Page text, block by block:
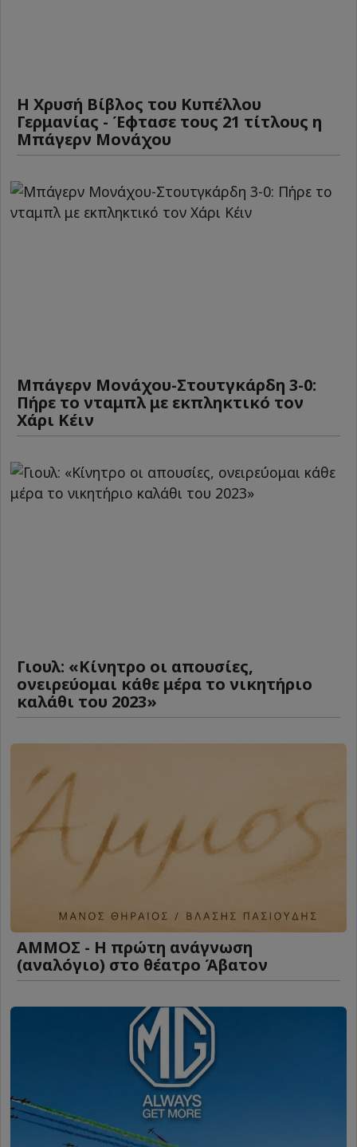
Η Χρυσή Βίβλος του Κυπέλλου
Γερμανίας - Έφτασε τους 21 τίτλους η
Μπάγερν Μονάχου
Μπάγερν Μονάχου-Στουτγκάρδη 3-0:
Πήρε το νταμπλ με εκπληκτικό τον
Χάρι Κέιν
Γιουλ: «Κίνητρο οι απουσίες,
ονειρεύομαι κάθε μέρα το νικητήριο
καλάθι του 2023»
ΑΜΜΟΣ - Η πρώτη ανάγνωση
(αναλόγιο) στο θέατρο Άβατον